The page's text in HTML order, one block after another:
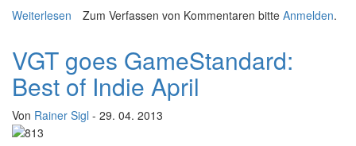
Weiterlesen über VGT goes GameStandard: Best of Indie Mai 2013
Zum Verfassen von Kommentaren bitte Anmelden.
VGT goes GameStandard:
Best of Indie April
Von Rainer Sigl - 29. 04. 2013